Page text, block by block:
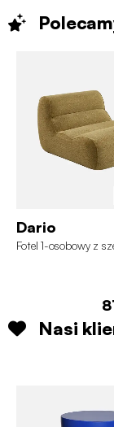
Dario
Fotel 1-osobowy z
Nasi